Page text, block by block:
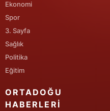
Ekonomi
Spor
3. Sayfa
Sağlık
Politika
Eğitim
ORTADOĞU
HABERLERI